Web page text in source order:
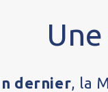
dernier, la